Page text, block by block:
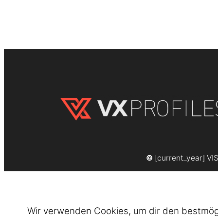
© [current_year]
Wir verwenden Cookies, um dir den